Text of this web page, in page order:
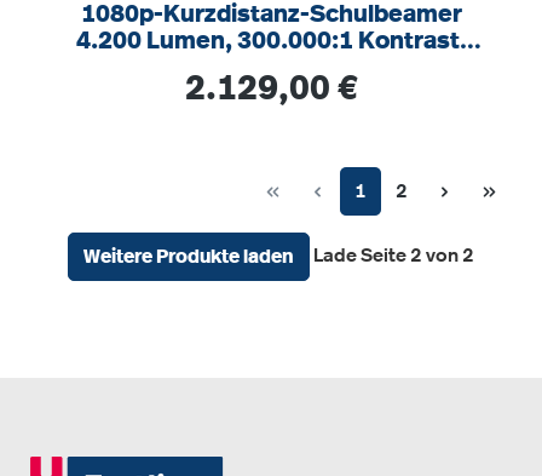
1080p-Kurzdistanz-Schulbeamer
4.200 Lumen, 300.000:1 Kontrast,
Regulärer Preis:
2.129,00 €
Seite
1 Seite
2
Weitere Produkte laden Lade Seite 2 von 2